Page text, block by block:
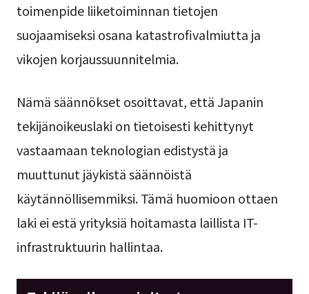
toimenpide liiketoiminnan tietojen
suojaamiseksi osana katastrofivalmiutta ja
vikojen korjaussuunnitelmia.
Nämä säännökset osoittavat, että Japanin
tekijänoikeuslaki on tietoisesti kehittynyt
vastaamaan teknologian edistystä ja
muuttunut jäykistä säännöistä
käytännöllisemmiksi. Tämä huomioon ottaen
laki ei estä yrityksiä hoitamasta laillista IT-
infrastruktuurin hallintaa.